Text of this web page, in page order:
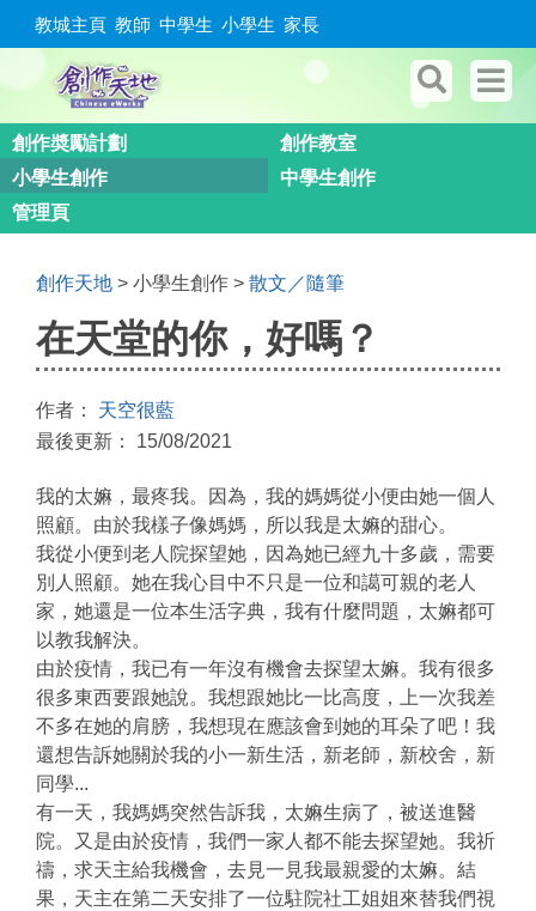
教城主頁 教師 中學生 小學生 家長
創作奬勵計劃
創作教室
小學生創作
中學生創作
管理頁
創作天地 > 小學生創作 > 散文／隨筆
在天堂的你，好嗎？
作者： 天空很藍
最後更新： 15/08/2021
我的太嫲，最疼我。因為，我的媽媽從小便由她一個人
照顧。由於我樣子像媽媽，所以我是太嫲的甜心。
我從小便到老人院探望她，因為她已經九十多歲，需要
別人照顧。她在我心目中不只是一位和譪可親的老人
家，她還是一位本生活字典，我有什麼問題，太嫲都可
以教我解決。
由於疫情，我已有一年沒有機會去探望太嫲。我有很多
很多東西要跟她說。我想跟她比一比高度，上一次我差
不多在她的肩膀，我想現在應該會到她的耳朵了吧！我
還想告訴她關於我的小一新生活，新老師，新校舍，新
同學...
有一天，我媽媽突然告訴我，太嫲生病了，被送進醫
院。又是由於疫情，我們一家人都不能去探望她。我祈
禱，求天主給我機會，去見一見我最親愛的太嫲。結
果，天主在第二天安排了一位駐院社工姐姐來替我們視